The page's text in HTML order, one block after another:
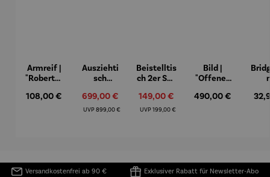
Armreif |
"Roberta"
Mütz
Regulärer Preis:
108,00 €
Ausziehti
sch
m – Valor
Verkaufspreis:
699,00 €
UVP Regulärer Preis:
899,00 €
Beistelltis
ch 2er Set
Verkaufspreis:
149,00 €
UVPRegulärer Preis:
199,00 €
Bild |
"Offenes
Collioure"
Regulärer Preis:
490,00 €
Versandkostenfrei ab 90 € Exklusiver Rabatt für Newsletter-Abo